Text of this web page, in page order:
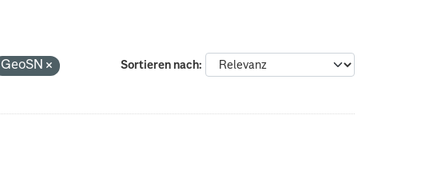
Sortieren nach
GeoSN